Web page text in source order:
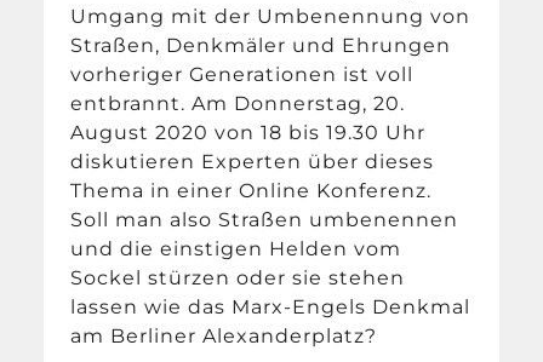
Umgang mit der Umbenennung von
Straßen, Denkmäler und Ehrungen
vorheriger Generationen ist voll
entbrannt. Am Donnerstag, 20.
August 2020 von 18 bis 19.30 Uhr
diskutieren Experten über dieses
Thema in einer Online Konferenz.
Soll man also Straßen umbenennen
und die einstigen Helden vom
Sockel stürzen oder sie stehen
lassen wie das Marx-Engels Denkmal
am Berliner Alexanderplatz?